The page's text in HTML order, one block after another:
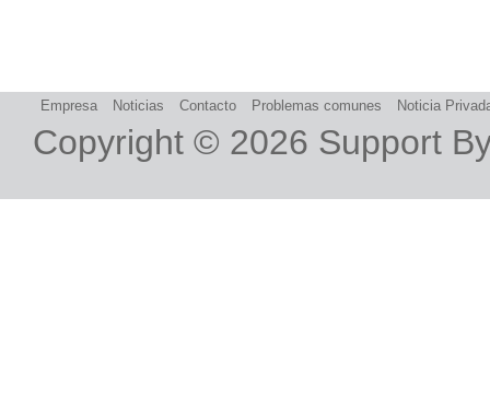
Empresa Noticias Contacto Problemas comunes Noticia
Copyright © 2026 Support